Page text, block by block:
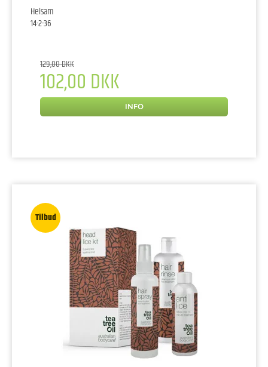
Helsam
14-2-36
129,00 DKK
102,00 DKK
INFO
Tilbud